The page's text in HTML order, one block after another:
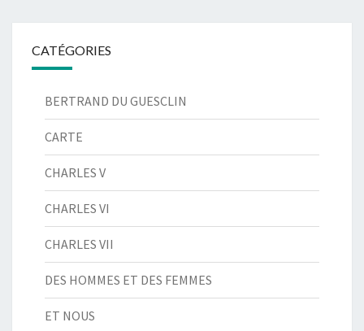
CATÉGORIES
BERTRAND DU GUESCLIN
CARTE
CHARLES V
CHARLES VI
CHARLES VII
DES HOMMES ET DES FEMMES
ET NOUS